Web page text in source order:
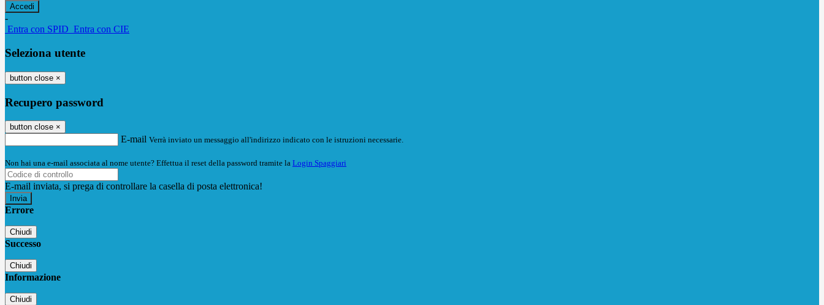
-
Entra con SPID Entra con CIE
Seleziona utente
button close ×
Recupero password
button close ×
E-mail Verrà inviato un messaggio all'indirizzo indicato con le istruzioni necessarie.
Non hai una e-mail associata al nome utente? Effettua il reset della password tramite la Login Spaggiari
E-mail inviata, si prega di controllare la casella di posta elettronica!
Errore
Chiudi
Successo
Chiudi
Informazione
Chiudi